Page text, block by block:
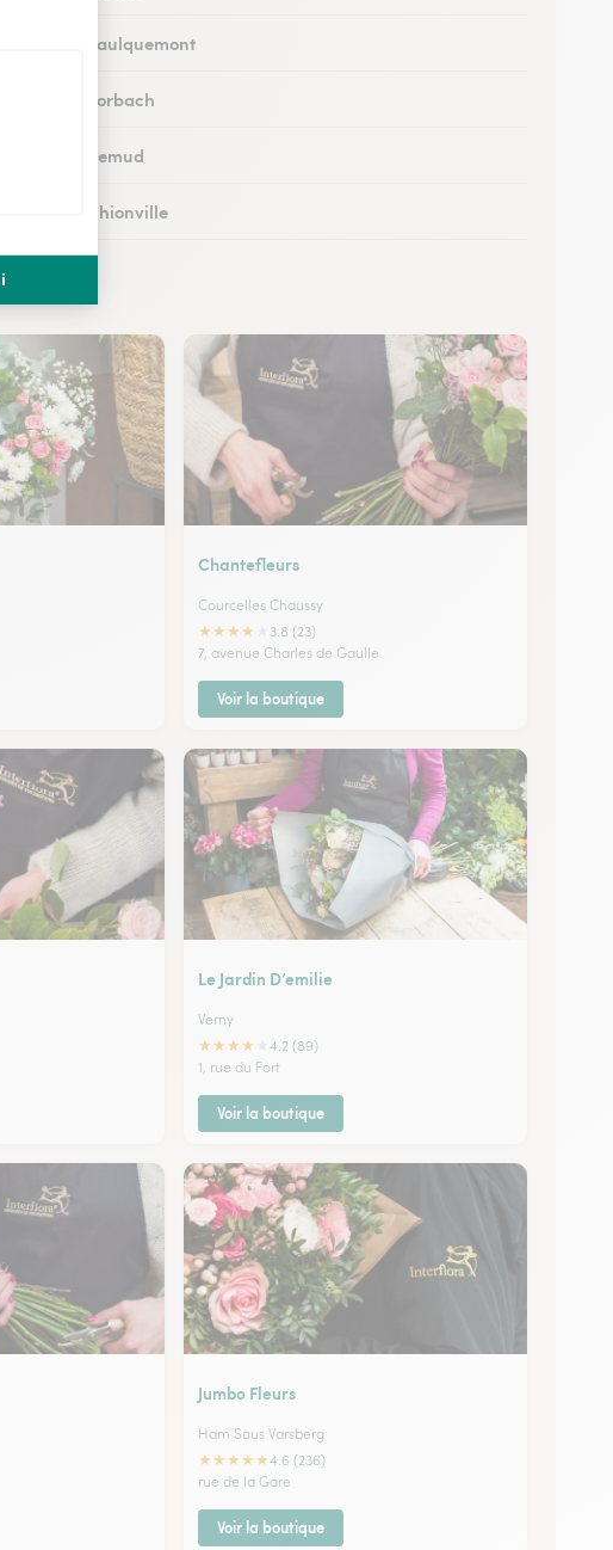
Fleuristes à Faulquemont
Fleuristes à Forbach
Fleuristes à Lemud
Fleuristes à Thionville
Chantefleurs
Courcelles Chaussy
★★★★
3.8 (23)
7, avenue Charles de Gaulle
Voir la boutique
Le Jardin D’emilie
Verny
★★★★
4.2 (89)
1, rue du Fort
Voir la boutique
Jumbo Fleurs
Ham Sous Varsberg
★★★★★4.6 (236)
rue de la Gare
Voir la boutique